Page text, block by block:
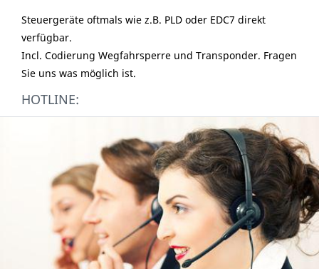
Steuergeräte oftmals wie z.B. PLD oder EDC7 direkt
verfügbar.
Incl. Codierung Wegfahrsperre und Transponder. Fragen
Sie uns was möglich ist.
HOTLINE: